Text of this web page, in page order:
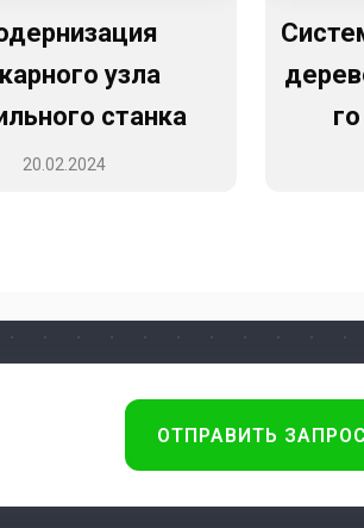
узла
станка
20.02.2024
ОТПРАВИТЬ ЗАПРОС